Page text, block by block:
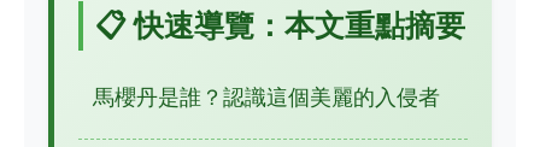
📋 快速導覽：本文重點摘要
馬櫻丹是誰？認識這個美麗的入侵者